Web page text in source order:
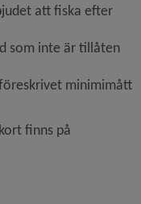
att fiska efter
som inte är tillåten
minimimått
finns på
annan webbplats,